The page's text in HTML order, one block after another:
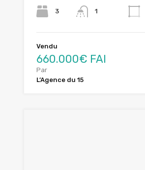
3 1
Vendu
660.000€ FAI
Par
L’Agence du 15